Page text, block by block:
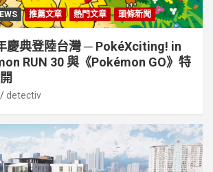
推薦文章 熱門文章 頭條新聞
慶典登陸台灣 ─ PokéXciting! in
RUN 30 與《Pokémon GO》特
detectiv